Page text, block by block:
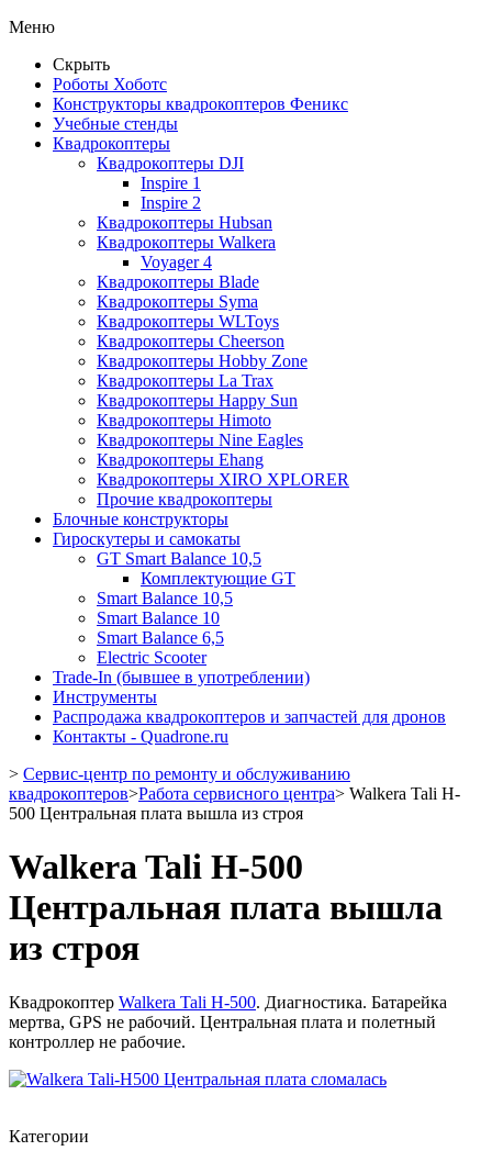
Меню
Скрыть
Роботы Хоботс
Конструкторы квадрокоптеров Феникс
Учебные стенды
Квадрокоптеры
Квадрокоптеры DJI
Inspire 1
Inspire 2
Квадрокоптеры Hubsan
Квадрокоптеры Walkera
Voyager 4
Квадрокоптеры Blade
Квадрокоптеры Syma
Квадрокоптеры WLToys
Квадрокоптеры Cheerson
Квадрокоптеры Hobby Zone
Квадрокоптеры La Trax
Квадрокоптеры Happy Sun
Квадрокоптеры Himoto
Квадрокоптеры Nine Eagles
Квадрокоптеры Ehang
Квадрокоптеры XIRO XPLORER
Прочие квадрокоптеры
Блочные конструкторы
Гироскутеры и самокаты
GT Smart Balance 10,5
Комплектующие GT
Smart Balance 10,5
Smart Balance 10
Smart Balance 6,5
Electric Scooter
Trade-In (бывшее в употреблении)
Инструменты
Распродажа квадрокоптеров и запчастей для дронов
Контакты - Quadrone.ru
> Сервис-центр по ремонту и обслуживанию
квадрокоптеров>Работа сервисного центра> Walkera Tali H-
500 Центральная плата вышла из строя
Walkera Tali H-500
Центральная плата вышла
из строя
Квадрокоптер Walkera Tali H-500. Диагностика. Батарейка
мертва, GPS не рабочий. Центральная плата и полетный
контроллер не рабочие.
Категории